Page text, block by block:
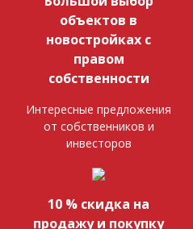
объектов в
новостройках с
правом
собственности
Интересные предложения
от собственников и
инвесторов
10 % скидка на
продажу и покупку